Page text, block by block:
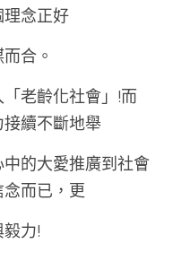
理念正好
合。
老齡化社會」!而
續不斷地舉
的大愛推廣到社會
而已，更
力!